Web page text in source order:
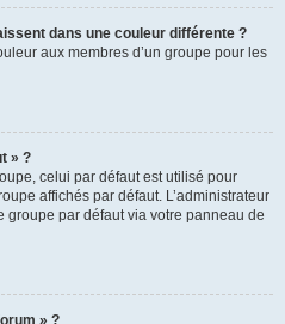
dans une couleur différente ?
aux membres d’un groupe pour les
» ?
celui par défaut est utilisé pour
affichés par défaut. L’administrateur
groupe par défaut via votre panneau de
» ?